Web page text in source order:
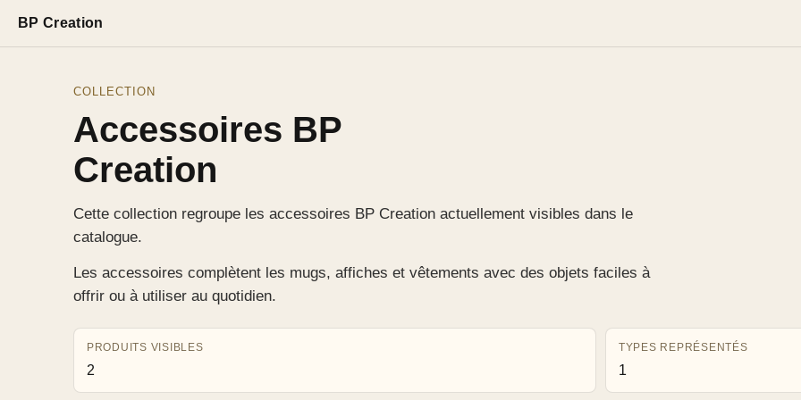
BP Creation
COLLECTION
Accessoires BP
Creation
Cette collection regroupe les accessoires BP Creation actuellement visibles dans le
catalogue.
Les accessoires complètent les mugs, affiches et vêtements avec des objets faciles à
offrir ou à utiliser au quotidien.
PRODUITS VISIBLES
2
TYPES REPRÉSENTÉS
1